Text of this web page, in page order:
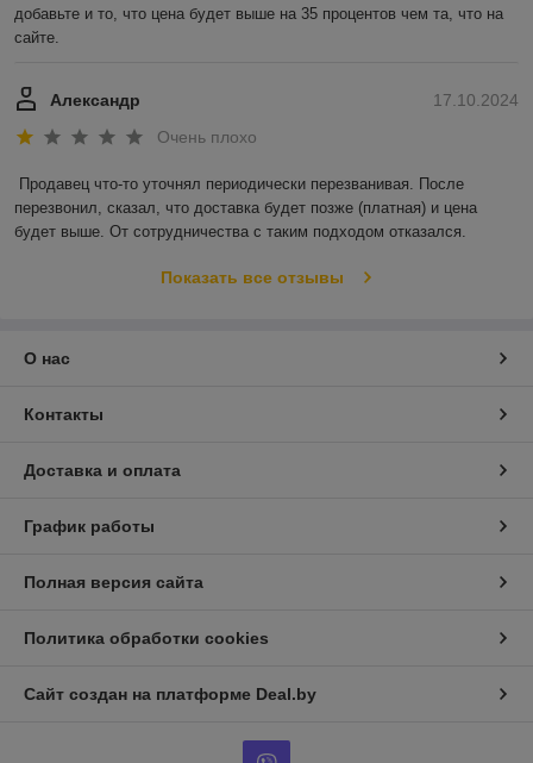
добавьте и то, что цена будет выше на 35 процентов чем та, что на
сайте.
17.10.2024
Александр
Очень плохо
Продавец что-то уточнял периодически перезванивая. После
перезвонил, сказал, что доставка будет позже (платная) и цена
будет выше. От сотрудничества с таким подходом отказался.
Показать все отзывы
О нас
Контакты
Доставка и оплата
График работы
Полная версия сайта
Политика обработки cookies
Сайт создан на платформе Deal.by